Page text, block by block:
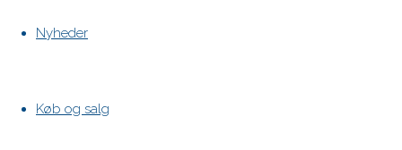
Nyheder
Køb og salg